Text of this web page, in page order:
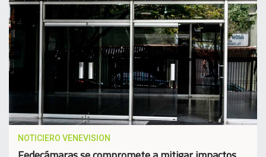
NOTICIERO VENEVISION